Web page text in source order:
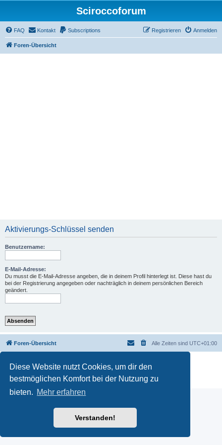
Diese Website nutzt Cookies, um dir den
bestmöglichen Komfort bei der Nutzung zu
bieten. Mehr erfahren
Verstanden!
Sciroccoforum
FAQ Kontakt Subscriptions Anmelden
Registrieren
Foren-Übersicht
Aktivierungs-Schlüssel senden
Benutzername:
E-Mail-Adresse:
Du musst die E-Mail-Adresse angeben, die in deinem Profil hinterlegt ist. Diese hast du
bei der Registrierung angegeben oder nachträglich in deinem persönlichen Bereich
geändert.
Foren-Übersicht Alle Zeiten sind UTC+01:00
Deutsche Übersetzung durchphpBB.de
Datenschutz|Nutzungsbedingungen